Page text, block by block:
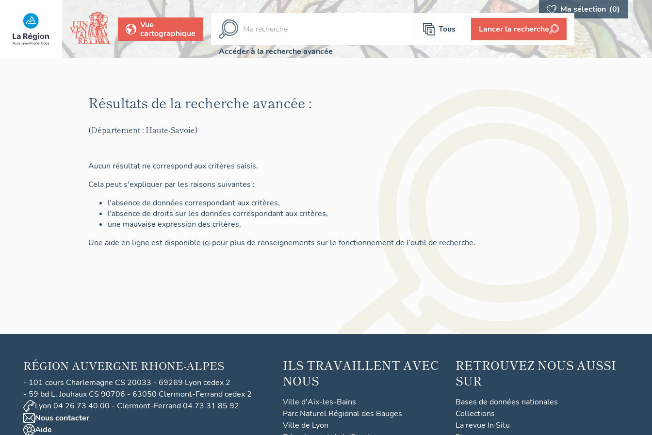
Ma sélection (0)
Vue
cartographique
Tous Lancer la recherche
Accéder à la recherche avancée
Résultats de la recherche avancée :
(Département : Haute-Savoie)
Aucun résultat ne correspond aux critères saisis.
Cela peut s'expliquer par les raisons suivantes :
l'absence de données correspondant aux critères,
l'absence de droits sur les données correspondant aux critères,
une mauvaise expression des critères.
Une aide en ligne est disponible ici pour plus de renseignements sur le fonctionnement de l'outil de recherche.
RÉGION AUVERGNE RHONE-ALPES
- 101 cours Charlemagne CS 20033 - 69269 Lyon cedex 2
- 59 bd L. Jouhaux CS 90706 - 63050 Clermont-Ferrand cedex 2
Lyon 04 26 73 40 00 - Clermont-Ferrand 04 73 31 85 92
Nous contacter
Aide
ILS TRAVAILLENT AVEC
NOUS
Ville d'Aix-les-Bains
Parc Naturel Régional des Bauges
Ville de Lyon
RETROUVEZ NOUS AUSSI
SUR
Bases de données nationales
Collections
La revue In Situ